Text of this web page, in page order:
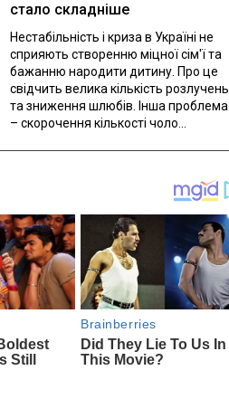
стало складніше
Нестабільність і криза в Україні не
сприяють створенню міцної сім'ї та
бажанню народити дитину. Про це
свідчить велика кількість розлучень
та зниження шлюбів. Інша проблема
– скорочення кількості чоло...